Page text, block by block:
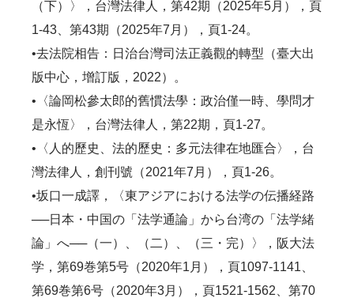
（下）〉，台灣法律人，第42期（2025年5月），頁
1-43、第43期（2025年7月），頁1-24。
•去法院相告：日治台灣司法正義觀的轉型（臺大出
版中心，增訂版，2022）。
•〈論岡松參太郎的舊慣法學：政治僅一時、學問才
是永恆〉，台灣法律人，第22期，頁1-27。
•〈人的歷史、法的歷史：多元法律在地匯合〉，台
灣法律人，創刊號（2021年7月），頁1-26。
•坂口一成譯，〈東アジアにおける法学の伝播経路
──日本・中国の「法学通論」から台湾の「法学緒
論」へ──（一）、（二）、（三・完）〉，阪大法
学，第69巻第5号（2020年1月），頁1097-1141、
第69巻第6号（2020年3月），頁1521-1562、第70